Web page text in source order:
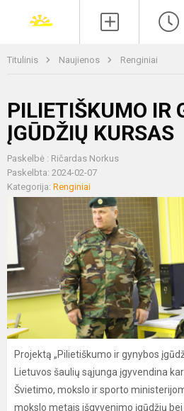
Titulinis Naujienos Renginiai
PILIETIŠKUMO IR
ĮGŪDŽIŲ KURSAS
Paskelbė : Ričardas Norkus
Paskelbta: 2024-02-07
Kategorija: Renginiai
Projektą „Pilietiškumo ir gynybos
Lietuvos šaulių sąjunga įgyvendina
Švietimo, mokslo ir sporto
mokslo metais išgyvenimo įgūdžių